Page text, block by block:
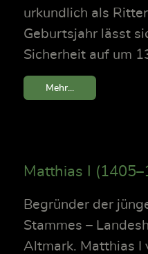
urkundlich als
Geburtsjahr lässt
Sicherheit auf um
Mehr...
Matthias I
Begründer der
Stammes –
Altmark. Matthias I